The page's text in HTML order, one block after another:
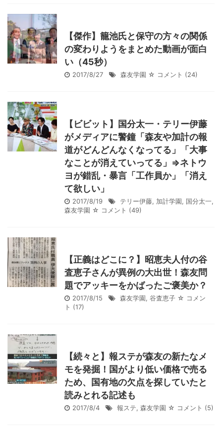
【傑作】籠池氏と保守の方々の関係
の変わりようをまとめた動画が面白
い（45秒）
2017/8/27 森友学園 ☆ コメント (24)
【ビビット】国分太一・テリー伊藤
がメディアに警鐘「森友や加計の報
道がどんどんなくなってる」「大事
なことが消えていってる」⇒ネトウ
ヨが錯乱・暴言「工作員か」「消え
て欲しい」
2017/8/19 テリー伊藤, 加計学園, 国分太一,
森友学園 ☆ コメント (49)
【正義はどこに？】昭恵夫人付の谷
査恵子さんが異例の大出世！森友問
題でアッキーをかばったご褒美か？
2017/8/15 森友学園, 谷査恵子 ☆ コメン
ト (17)
【続々と】報ステが森友の新たなメ
モを発掘！国がより低い価格で売る
ため、国有地の欠点を探していたと
読みとれる記述も
2017/8/4 報ステ, 森友学園 ☆ コメント (5)